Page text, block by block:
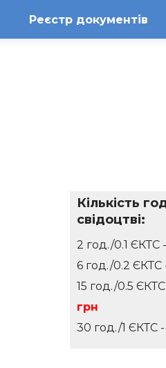
Реєстр документів
Кількість
свідоцтві:
2 год./0.1 ЄКТС -
6 год./0.2 ЄКТС
15 год./0.5
грн
30 год./1 ЄКТС -